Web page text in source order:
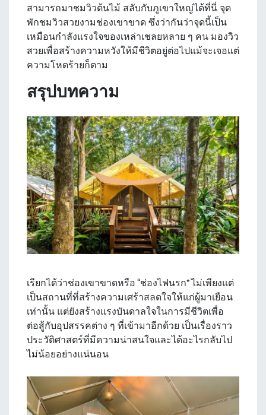
สามารถมาชมวิวต้นไม้ สลับกับภูเขาใหญ่ได้ที่นี่ จุด
พักชมวิวสวยงามช่องเขาขาด ซึ่งว่ากันว่าจุดนี้เป็น
เหมือนกำลังแรงใจของเหล่าเชลยหลาย ๆ คน มองวิว
สวยเพื่อสร้างความหวังให้มีชีวิตอยู่ต่อไปแม้จะเจอแต่
ความโหดร้ายก็ตาม
สรุปบทความ
เรียกได้ว่าช่องเขาขาดหรือ “ช่องไฟนรก” ไม่เพียงแต่
เป็นสถานที่ที่สร้างความเศร้าสลดใจให้แก่ผู้มาเยือน
เท่านั้น แต่ยังสร้างแรงบันดาลใจในการมีชีวิตเพื่อ
ต่อสู้กับอุปสรรคต่าง ๆ ที่เข้ามาอีกด้วย เป็นเรื่องราว
ประวัติศาสตร์ที่มีความน่าสนใจและได้อะไรกลับไป
ไม่น้อยอย่างแน่นอน